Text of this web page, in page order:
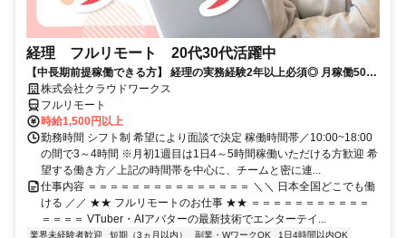
経理 フルリモート 20代30代活躍中
【中長期前提稼働できる方】 経理の実務経験2年以上必須◎ 月稼働50時
間で安定収入！
株式会社クラウドワークス
フルリモート
時給1,500円以上
勤務時間 シフト制 希望により面談で決定 稼働時間帯／10:00~18:00
の間で3～4時間 ※月初1週目は1日4～5時間稼働いただける方歓迎 希
望する働き方／上記の時間帯を中心に、チームと密に連...
仕事内容 ＝＝＝＝＝＝＝＝＝＝＝＝＝＝＝ ＼＼ 日本全国どこでも働
ける ／／ ★★ フルリモートのお仕事 ★★ ＝＝＝＝＝＝＝＝＝＝＝
＝＝＝＝ VTuber・AIアバターの最新技術でエンターテイ...
業界未経験者歓迎 短期（3ヵ月以内） 副業・WワークOK 1日4時間以内OK